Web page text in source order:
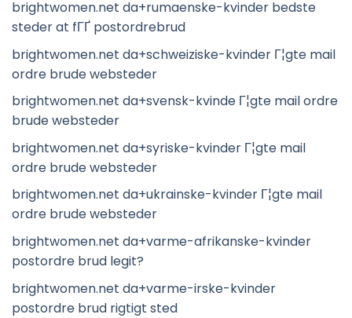
brightwomen.net da+rumaenske-kvinder bedste
steder at fГҐ postordrebrud
brightwomen.net da+schweiziske-kvinder Г¦gte mail
ordre brude websteder
brightwomen.net da+svensk-kvinde Г¦gte mail ordre
brude websteder
brightwomen.net da+syriske-kvinder Г¦gte mail
ordre brude websteder
brightwomen.net da+ukrainske-kvinder Г¦gte mail
ordre brude websteder
brightwomen.net da+varme-afrikanske-kvinder
postordre brud legit?
brightwomen.net da+varme-irske-kvinder
postordre brud rigtigt sted